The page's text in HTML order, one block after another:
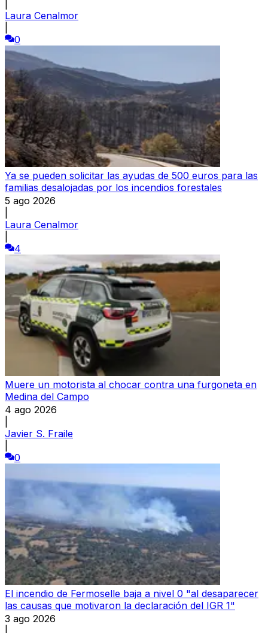
Laura Cenalmor
0
Ya se pueden solicitar las ayudas de 500 euros para las
familias desalojadas por los incendios forestales
5 ago 2026
Laura Cenalmor
4
Muere un motorista al chocar contra una furgoneta en
Medina del Campo
4 ago 2026
Javier S. Fraile
0
El incendio de Fermoselle baja a nivel 0 "al desaparecer
las causas que motivaron la declaración del IGR 1"
3 ago 2026